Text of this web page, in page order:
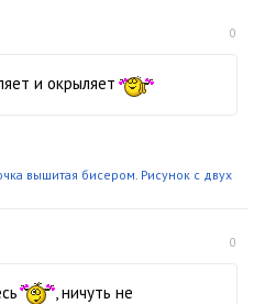
0
и окрыляет
вышитая бисером. Рисунок с двух
0
, ничуть не